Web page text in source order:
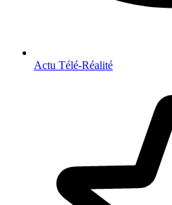
Actu Télé-Réalité